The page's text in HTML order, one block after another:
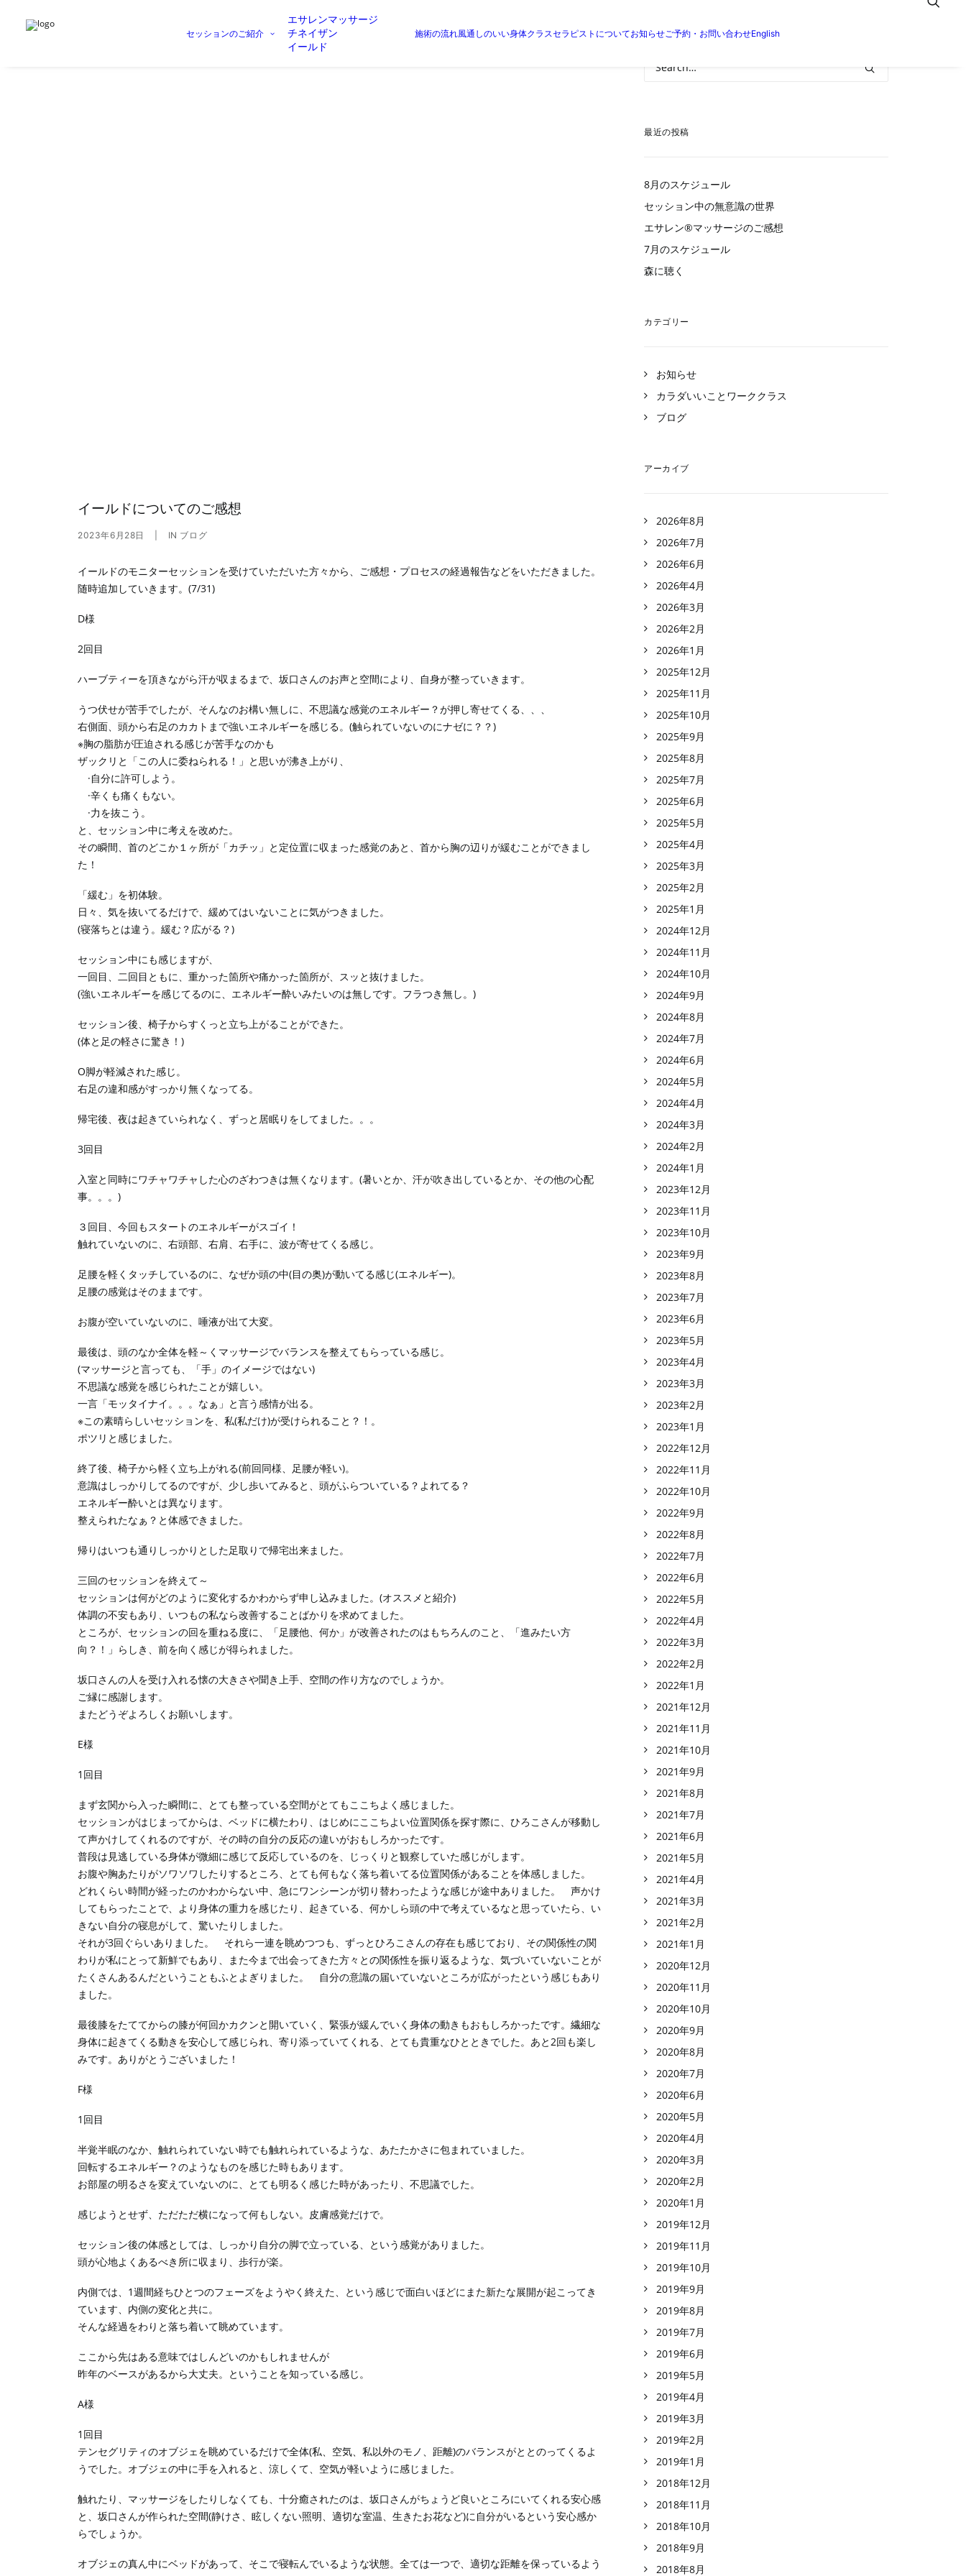
セッションのご紹介
エサレンマッサージ
チネイザン
イールド
施術の流れ風通しのいい身体クラスセラピストについてお知らせご予約・お問い合わせEnglish
イールドについてのご感想
2023年6月28日 IN ブログ
イールドのモニターセッションを受けていただいた方々から、ご感想・プロセスの経過報告などをいただきました。
随時追加していきます。(7/31)
D様
2回目
ハーブティーを頂きながら汗が収まるまで、坂口さんのお声と空間により、自身が整っていきます。
うつ伏せが苦手でしたが、そんなのお構い無しに、不思議な感覚のエネルギー？が押し寄せてくる、、、
右側面、頭から右足のカカトまで強いエネルギーを感じる。(触られていないのにナゼに？？)
※胸の脂肪が圧迫される感じが苦手なのかも
ザックリと「この人に委ねられる！」と思いが沸き上がり、
·自分に許可しよう。
·辛くも痛くもない。
·力を抜こう。
と、セッション中に考えを改めた。
その瞬間、首のどこか１ヶ所が「カチッ」と定位置に収まった感覚のあと、首から胸の辺りが緩むことができまし
た！
「緩む」を初体験。
日々、気を抜いてるだけで、緩めてはいないことに気がつきました。
(寝落ちとは違う。緩む？広がる？)
セッション中にも感じますが、
一回目、二回目ともに、重かった箇所や痛かった箇所が、スッと抜けました。
(強いエネルギーを感じてるのに、エネルギー酔いみたいのは無しです。フラつき無し。)
セッション後、椅子からすくっと立ち上がることができた。
(体と足の軽さに驚き！)
O脚が軽減された感じ。
右足の違和感がすっかり無くなってる。
帰宅後、夜は起きていられなく、ずっと居眠りをしてました。。。
3回目
入室と同時にワチャワチャした心のざわつきは無くなります。(暑いとか、汗が吹き出しているとか、その他の心配
事。。。)
３回目、今回もスタートのエネルギーがスゴイ！
触れていないのに、右頭部、右肩、右手に、波が寄せてくる感じ。
足腰を軽くタッチしているのに、なぜか頭の中(目の奥)が動いてる感じ(エネルギー)。
足腰の感覚はそのままです。
お腹が空いていないのに、唾液が出て大変。
最後は、頭のなか全体を軽～くマッサージでバランスを整えてもらっている感じ。
(マッサージと言っても、「手」のイメージではない)
不思議な感覚を感じられたことが嬉しい。
一言「モッタイナイ。。。なぁ」と言う感情が出る。
※この素晴らしいセッションを、私(私だけ)が受けられること？！。
ポツリと感じました。
終了後、椅子から軽く立ち上がれる(前回同様、足腰が軽い)。
意識はしっかりしてるのですが、少し歩いてみると、頭がふらついている？よれてる？
エネルギー酔いとは異なります。
整えられたなぁ？と体感できました。
帰りはいつも通りしっかりとした足取りで帰宅出来ました。
三回のセッションを終えて～
セッションは何がどのように変化するかわからず申し込みました。(オススメと紹介)
体調の不安もあり、いつもの私なら改善することばかりを求めてました。
ところが、セッションの回を重ねる度に、「足腰他、何か」が改善されたのはもちろんのこと、「進みたい方
向？！」らしき、前を向く感じが得られました。
坂口さんの人を受け入れる懐の大きさや聞き上手、空間の作り方なのでしょうか。
ご縁に感謝します。
またどうぞよろしくお願いします。
E様
1回目
まず玄関から入った瞬間に、とても整っている空間がとてもここちよく感じました。
セッションがはじまってからは、ベッドに横たわり、はじめにここちよい位置関係を探す際に、ひろこさんが移動し
て声かけしてくれるのですが、その時の自分の反応の違いがおもしろかったです。
普段は見逃している身体が微細に感じて反応しているのを、じっくりと観察していた感じがします。
お腹や胸あたりがソワソワしたりするところ、とても何もなく落ち着いてる位置関係があることを体感しました。
どれくらい時間が経ったのかわからない中、急にワンシーンが切り替わったような感じが途中ありました。 声かけ
してもらったことで、より身体の重力を感じたり、起きている、何かしら頭の中で考えているなと思っていたら、い
きない自分の寝息がして、驚いたりしました。
それが3回ぐらいありました。 それら一連を眺めつつも、ずっとひろこさんの存在も感じており、その関係性の関
わりが私にとって新鮮でもあり、また今まで出会ってきた方々との関係性を振り返るような、気づいていないことが
たくさんあるんだということもふとよぎりました。 自分の意識の届いていないところが広がったという感じもあり
ました。
最後膝をたててからの膝が何回かカクンと開いていく、緊張が緩んでいく身体の動きもおもしろかったです。繊細な
身体に起きてくる動きを安心して感じられ、寄り添っていてくれる、とても貴重なひとときでした。あと2回も楽し
みです。ありがとうございました！
F様
1回目
半覚半眠のなか、触れられていない時でも触れられているような、あたたかさに包まれていました。
回転するエネルギー？のようなものを感じた時もあります。
お部屋の明るさを変えていないのに、とても明るく感じた時があったり、不思議でした。
感じようとせず、ただただ横になって何もしない。皮膚感覚だけで。
セッション後の体感としては、しっかり自分の脚で立っている、という感覚がありました。
頭が心地よくあるべき所に収まり、歩行が楽。
内側では、1週間経ちひとつのフェーズをようやく終えた、という感じで面白いほどにまた新たな展開が起こってき
ています、内側の変化と共に。
そんな経過をわりと落ち着いて眺めています。
ここから先はある意味ではしんどいのかもしれませんが
昨年のベースがあるから大丈夫。ということを知っている感じ。
A様
1回目
テンセグリティのオブジェを眺めているだけで全体(私、空気、私以外のモノ、距離)のバランスがととのってくるよ
うでした。オブジェの中に手を入れると、涼しくて、空気が軽いように感じました。
触れたり、マッサージをしたりしなくても、十分癒されたのは、坂口さんがちょうど良いところにいてくれる安心感
と、坂口さんが作られた空間(静けさ、眩しくない照明、適切な室温、生きたお花など)に自分がいるという安心感か
らでしょうか。
オブジェの真ん中にベッドがあって、そこで寝転んでいるような状態。全ては一つで、適切な距離を保っているよう
最近の投稿
8月のスケジュール
セッション中の無意識の世界
エサレン®︎マッサージのご感想
7月のスケジュール
森に聴く
カテゴリー
お知らせ
カラダいいことワーククラス
ブログ
アーカイブ
2026年8月
2026年7月
2026年6月
2026年4月
2026年3月
2026年2月
2026年1月
2025年12月
2025年11月
2025年10月
2025年9月
2025年8月
2025年7月
2025年6月
2025年5月
2025年4月
2025年3月
2025年2月
2025年1月
2024年12月
2024年11月
2024年10月
2024年9月
2024年8月
2024年7月
2024年6月
2024年5月
2024年4月
2024年3月
2024年2月
2024年1月
2023年12月
2023年11月
2023年10月
2023年9月
2023年8月
2023年7月
2023年6月
2023年5月
2023年4月
2023年3月
2023年2月
2023年1月
2022年12月
2022年11月
2022年10月
2022年9月
2022年8月
2022年7月
2022年6月
2022年5月
2022年4月
2022年3月
2022年2月
2022年1月
2021年12月
2021年11月
2021年10月
2021年9月
2021年8月
2021年7月
2021年6月
2021年5月
2021年4月
2021年3月
2021年2月
2021年1月
2020年12月
2020年11月
2020年10月
2020年9月
2020年8月
2020年7月
2020年6月
2020年5月
2020年4月
2020年3月
2020年2月
2020年1月
2019年12月
2019年11月
2019年10月
2019年9月
2019年8月
2019年7月
2019年6月
2019年5月
2019年4月
2019年3月
2019年2月
2019年1月
2018年12月
2018年11月
2018年10月
2018年9月
2018年8月